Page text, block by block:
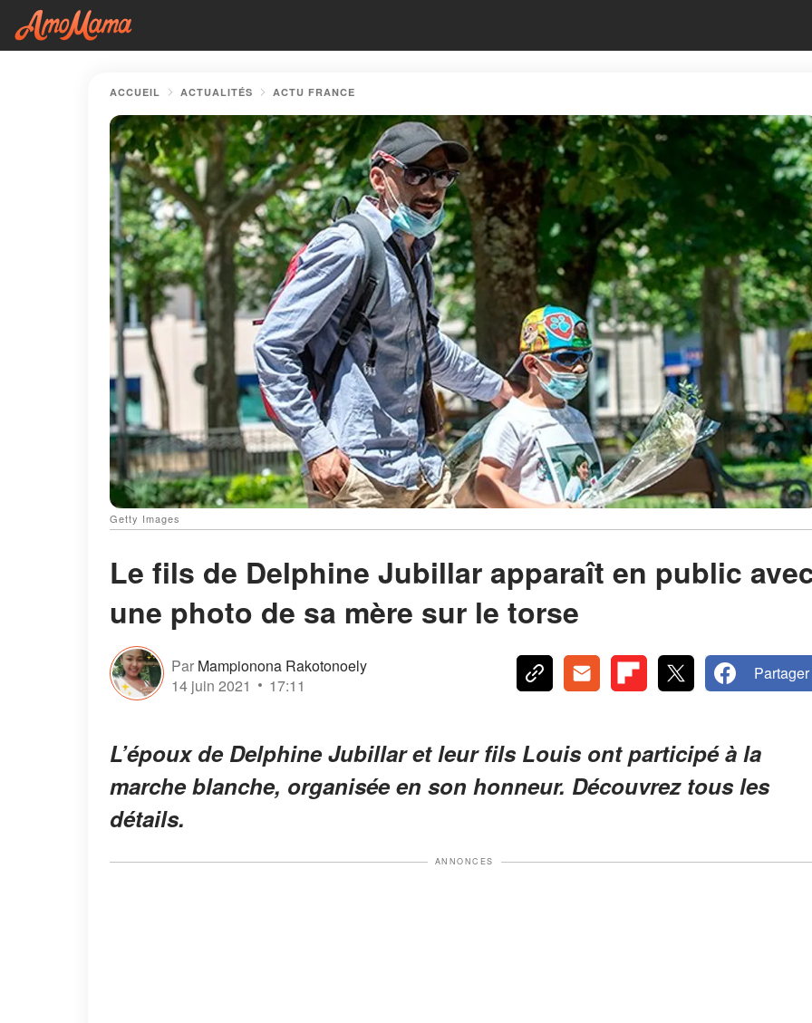
ACCUEIL ACTUALITÉS ACTU FRANCE
Getty Images
Le fils de Delphine Jubillar apparaît en public
une photo de sa mère sur le torse
Par Mampionona Rakotonoely
14 juin 2021
17:11
Partager
L’époux de Delphine Jubillar et leur fils Louis ont participé à la
marche blanche, organisée en son honneur. Découvrez tous les
détails.
ANNONCES